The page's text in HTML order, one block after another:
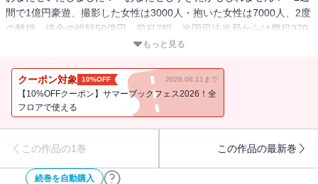
間で1億円豪遊、撮影した女性は3000人・抱いた女性は7000人、2度
の離婚、借金の総額50億円、前科7犯、米国司法当局からは懲役370
年を求刑――この男は実在する！！ Netflixドラマ化でも大評判！伝
化！ 電子コミックの読者への特典として、ナイス（！）なページ
が美麗カラーになって増量収録！
もっと見る
クーポン対象 10%OFF 2026.08.11まで
【10%OFFクーポン】サマーブックフェス2026！全
フロアで使える
この作品の1巻 この作品の最新巻
続巻を自動購入